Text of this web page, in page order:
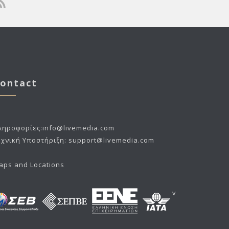
info@livemedia.com
Υποστήριξη: support@livemedia.com
and Locations
v